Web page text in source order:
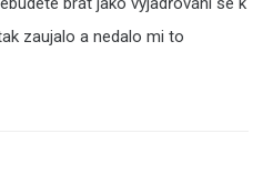
zaujalo a nedalo mi to